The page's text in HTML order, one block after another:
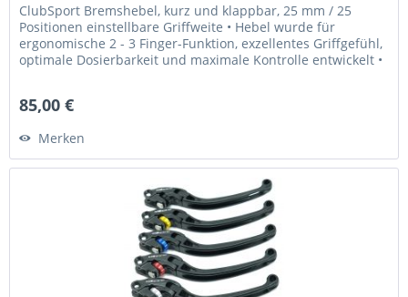
ClubSport Bremshebel, kurz und klappbar, 25 mm / 25
Positionen einstellbare Griffweite • Hebel wurde für
ergonomische 2 - 3 Finger-Funktion, exzellentes Griffgefühl,
optimale Dosierbarkeit und maximale Kontrolle entwickelt •
85,00 €
Merken